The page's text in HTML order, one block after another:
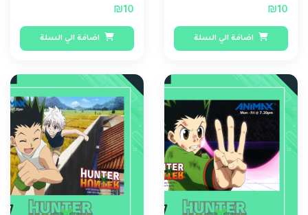
₪10
اضافة الي السلة
₪10
اضافة الي السلة